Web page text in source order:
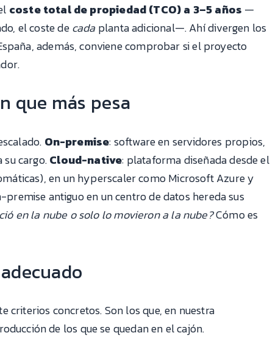
coste total de propiedad (TCO) a 3–5 años —
el coste decada planta adicional—. Ahí divergen los
además, conviene comprobar si el proyecto
que más pesa
On-premise: software en servidores propios,
cargo.Cloud-native: plataforma diseñada desde el
en un hyperscaler como Microsoft Azure y
antiguo en un centro de datos hereda sus
en la nube o solo lo movieron a la nube?Cómo es
criterios concretos. Son los que, en nuestra
de los que se quedan en el cajón.